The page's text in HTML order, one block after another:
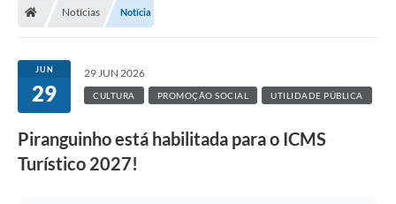
Notícias Notícia
JUN
29
29 JUN 2026
CULTURA PROMOÇÃO SOCIAL UTILIDADE PÚBLICA
Piranguinho está habilitada para o ICMS
Turístico 2027!